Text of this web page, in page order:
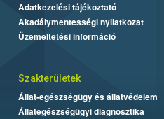
Adatkezelési tájékoztató
Akadálymentességi nyilatkozat
Üzemeltetési információ
Szakterületek
Állat-egészségügy és állatvédelem
Állategészségügyi diagnosztika